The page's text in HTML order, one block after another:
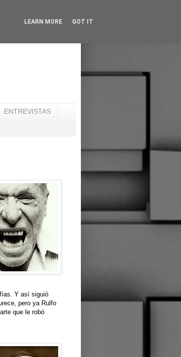
ENTREVISTAS
Y así siguió
pero ya Rulfo
que le robó
LEARN MORE GOT IT